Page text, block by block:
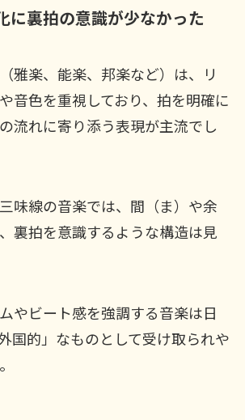
に裏拍の意識が少なかった
雅楽、能楽、邦楽など）は、リ
音色を重視しており、拍を明確に
流れに寄り添う表現が主流でし
味線の音楽では、間（ま）や余
裏拍を意識するような構造は見
やビート感を強調する音楽は日
国的」なものとして受け取られや